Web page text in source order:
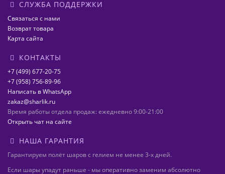
СЛУЖБА ПОДДЕРЖКИ
Связаться с нами
Возврат товара
Карта сайта
КОНТАКТЫ
+7 (499) 677-20-75
+7 (958) 756-89-96
Написать в WhatsApp
zakaz@sharlik.ru
Время работы отдела продаж: ежедневно 9:00-21:00
Открыть чат на сайте
НАША ГАРАНТИЯ
Гарантируем полёт шаров с гелием не менее 3-х дней.
Если шары упадут раньше - мы оперативно заменим абсолютно